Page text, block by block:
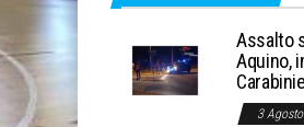
Assalto
Aquino,
3